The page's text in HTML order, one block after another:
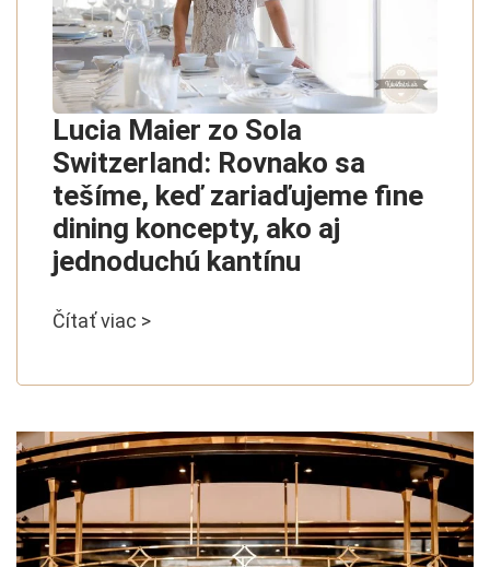
Lucia Maier zo Sola
Switzerland: Rovnako sa
tešíme, keď zariaďujeme fine
dining koncepty, ako aj
jednoduchú kantínu
Čítať viac >